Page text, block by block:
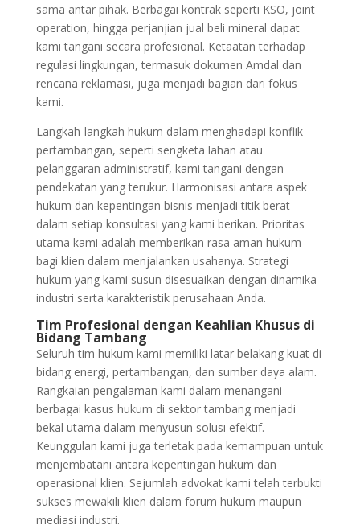
sama antar pihak. Berbagai kontrak seperti KSO, joint
operation, hingga perjanjian jual beli mineral dapat
kami tangani secara profesional. Ketaatan terhadap
regulasi lingkungan, termasuk dokumen Amdal dan
rencana reklamasi, juga menjadi bagian dari fokus
kami.
Langkah-langkah hukum dalam menghadapi konflik
pertambangan, seperti sengketa lahan atau
pelanggaran administratif, kami tangani dengan
pendekatan yang terukur. Harmonisasi antara aspek
hukum dan kepentingan bisnis menjadi titik berat
dalam setiap konsultasi yang kami berikan. Prioritas
utama kami adalah memberikan rasa aman hukum
bagi klien dalam menjalankan usahanya. Strategi
hukum yang kami susun disesuaikan dengan dinamika
industri serta karakteristik perusahaan Anda.
Tim Profesional dengan Keahlian Khusus di
Bidang Tambang
Seluruh tim hukum kami memiliki latar belakang kuat di
bidang energi, pertambangan, dan sumber daya alam.
Rangkaian pengalaman kami dalam menangani
berbagai kasus hukum di sektor tambang menjadi
bekal utama dalam menyusun solusi efektif.
Keunggulan kami juga terletak pada kemampuan untuk
menjembatani antara kepentingan hukum dan
operasional klien. Sejumlah advokat kami telah terbukti
sukses mewakili klien dalam forum hukum maupun
mediasi industri.